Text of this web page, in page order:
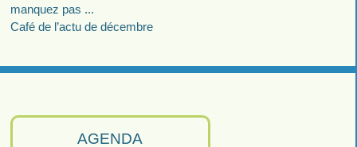
AGENDA
manquez pas ...
Café de l’actu de décembre